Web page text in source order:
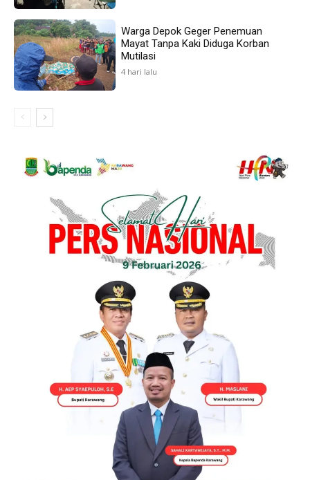
Warga Depok Geger Penemuan
Mayat Tanpa Kaki Diduga Korban
Mutilasi
4 hari lalu